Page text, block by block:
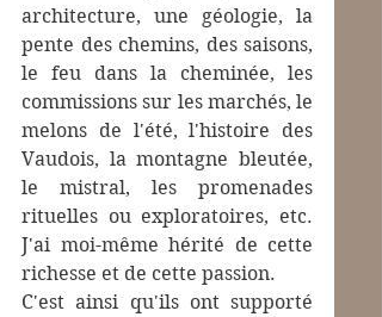
architecture, une géologie, la
pente des chemins, des saisons,
le feu dans la cheminée, les
commissions sur les marchés, le
melons de l'été, l'histoire des
Vaudois, la montagne bleutée,
le mistral, les promenades
rituelles ou exploratoires, etc.
J'ai moi-même hérité de cette
richesse et de cette passion.
C'est ainsi qu'ils ont supporté